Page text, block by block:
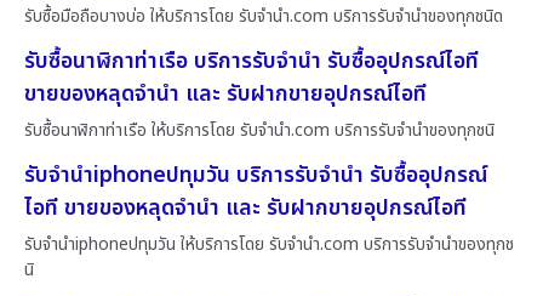
รับซื้อมือถือบางบ่อ ให้บริการโดย รับจํานํา.com บริการรับจำนำของทุกชนิด
รับซื้อนาฬิกาท่าเรือ บริการรับจำนำ รับซื้ออุปกรณ์ไอที
ขายของหลุดจำนำ และ รับฝากขายอุปกรณ์ไอที
รับซื้อนาฬิกาท่าเรือ ให้บริการโดย รับจํานํา.com บริการรับจำนำของทุกชนิ
รับจำนำiphoneปทุมวัน บริการรับจำนำ รับซื้ออุปกรณ์
ไอที ขายของหลุดจำนำ และ รับฝากขายอุปกรณ์ไอที
รับจำนำiphoneปทุมวัน ให้บริการโดย รับจํานํา.com บริการรับจำนำของทุกช
นิ